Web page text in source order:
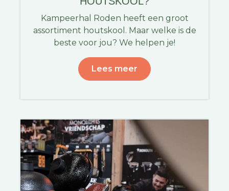
Kampeerhal Roden heeft een groot
assortiment houtskool. Maar welke is de
beste voor jou? We helpen je!
Lees meer